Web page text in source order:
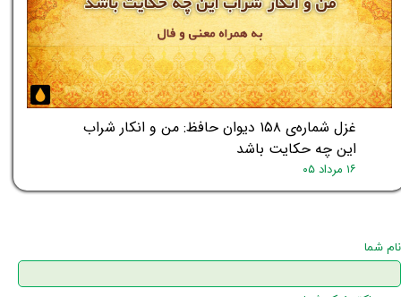
★★
غزل شماره‌ی ۱۵۸ دیوان حافظ: من و انکار شراب
این چه حکایت باشد
۱۶ مرداد ۰۵
نام شما